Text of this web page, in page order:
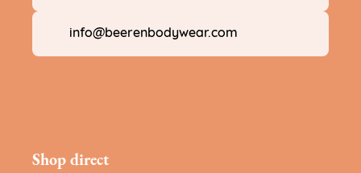
info@beerenbodywear.com
Shop direct